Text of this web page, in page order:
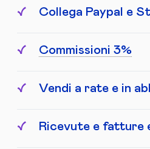
Collega Paypal e
Commissioni 3%
Vendi a rate e in
Ricevute e fatture